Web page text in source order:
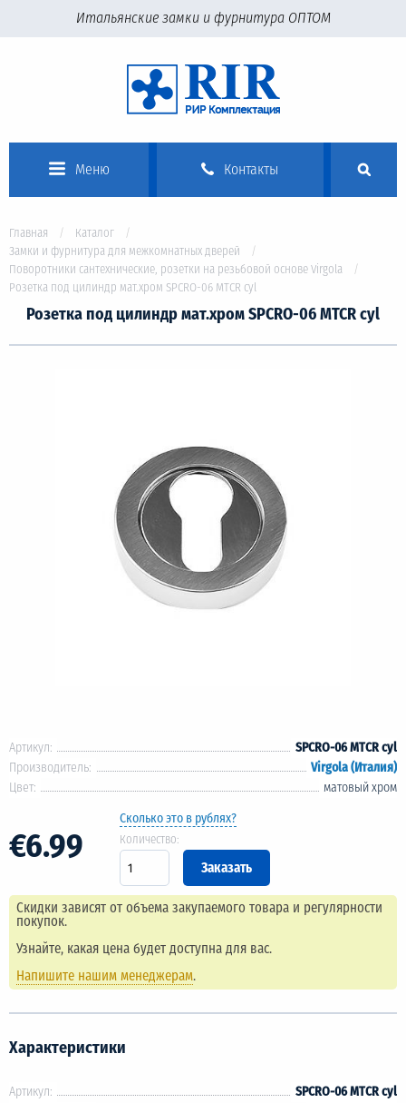
Итальянские замки и фурнитура ОПТОМ
Меню Контакты
Главная
Каталог
Замки и фурнитура для межкомнатных дверей
Поворотники сантехнические, розетки на резьбовой основе Virgola
Розетка под цилиндр мат.хром SPCRO-06 MTCR cyl
Розетка под цилиндр мат.хром SPCRO-06 MTCR cyl
Артикул:
SPCRO-06 MTCR cyl
Производитель:
Virgola (Италия)
Цвет:
матовый хром
€6.99
Сколько это в рублях?
Количество:
Скидки зависят от объема закупаемого товара и регулярности
покупок.
Узнайте, какая цена будет доступна для вас.
Напишите нашим менеджерам.
Характеристики
Артикул:
SPCRO-06 MTCR cyl